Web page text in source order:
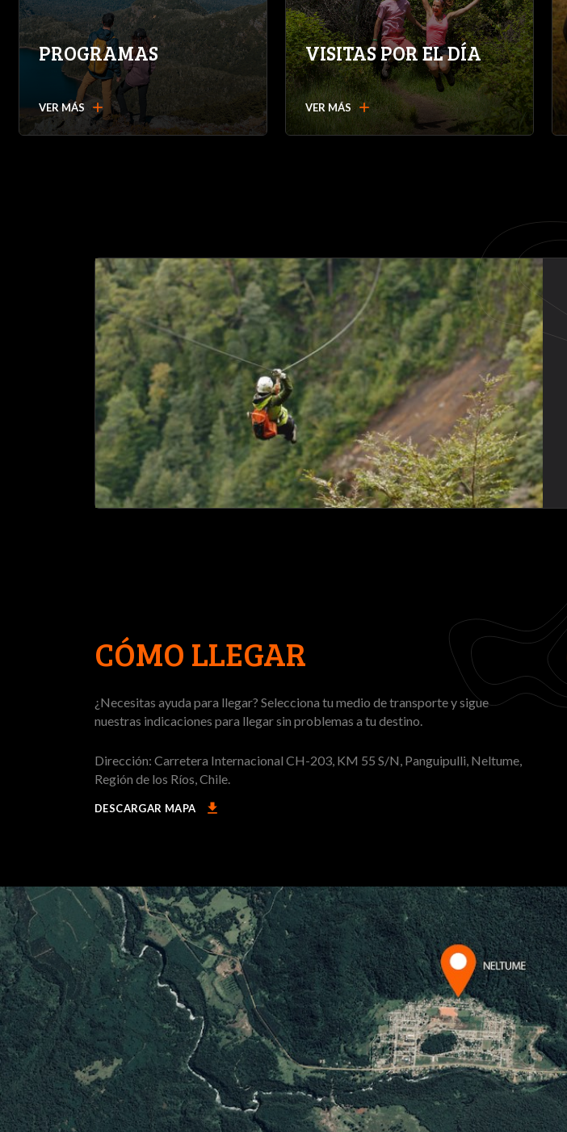
PROGRAMAS
VER MÁS add
VISITAS POR EL DÍA
VER MÁS add
CÓMO LLEGAR
¿Necesitas ayuda para llegar? Selecciona tu medio de transporte y sigue
nuestras indicaciones para llegar sin problemas a tu destino.
Dirección: Carretera Internacional CH-203, KM 55 S/N, Panguipulli, Neltume,
Región de los Ríos, Chile.
DESCARGAR MAPA file_download